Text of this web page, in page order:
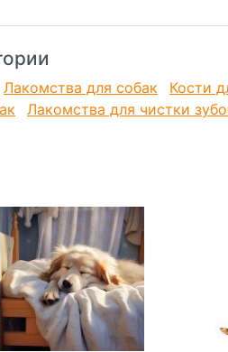
Лакомства для собак Кости
Лакомства для чистки